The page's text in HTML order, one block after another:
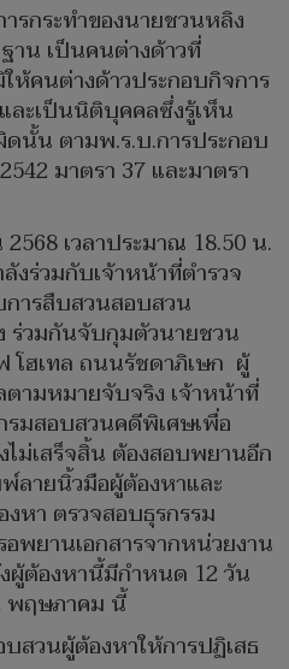
รกระทำของนายชวนหลิง
าน เป็นคนต่างด้าวที่
ห้คนต่างด้าวประกอบกิจการ
ะเป็นนิติบุคคลซึ่งรู้เห็น
ดนั้น ตามพ.ร.บ.การประกอบ
มาตรา 37 และมาตรา
เวลาประมาณ 18.50 น.
งร่วมกับเจ้าหน้าที่ตำรวจ
การสืบสวนสอบสวน
ร่วมกันจับกุมตัวนายชวน
โฮเทล ถนนรัชดาภิเษก ผู้
ามหมายจับจริง เจ้าหน้าที่
รมสอบสวนคดีพิเศษเพื่อ
ม่เสร็จสิ้น ต้องสอบพยานอีก
ลายนิ้วมือผู้ต้องหาและ
หา ตรวจสอบธุรกรรม
อพยานเอกสารจากหน่วยงาน
ผู้ต้องหานี้มีกำหนด 12 วัน
พฤษภาคม นี้
วนผู้ต้องหาให้การปฏิเสธ